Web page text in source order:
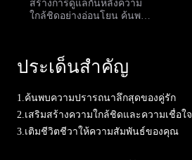
สร้างการดูแลกันหลังความ
ใกล้ชิดอย่างอ่อนโยน ค้นพบ
ประเด็นสำคัญ
1.ค้นพบความปรารถนาลึกสุดของคู่รัก
2.เสริมสร้างความใกล้ชิดและความเชื่อใจ
3.เติมชีวิตชีวาให้ความสัมพันธ์ของคุณ